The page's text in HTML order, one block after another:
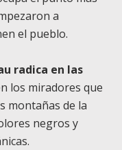
a
el pueblo.
radica en las
los miradores que
montañas de la
negros y